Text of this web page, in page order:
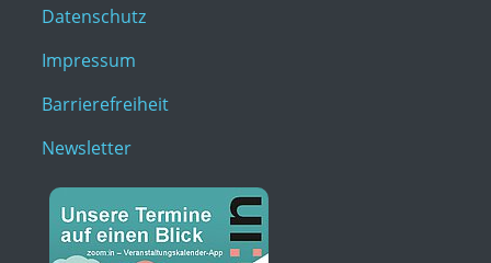
Datenschutz
Impressum
Barrierefreiheit
Newsletter